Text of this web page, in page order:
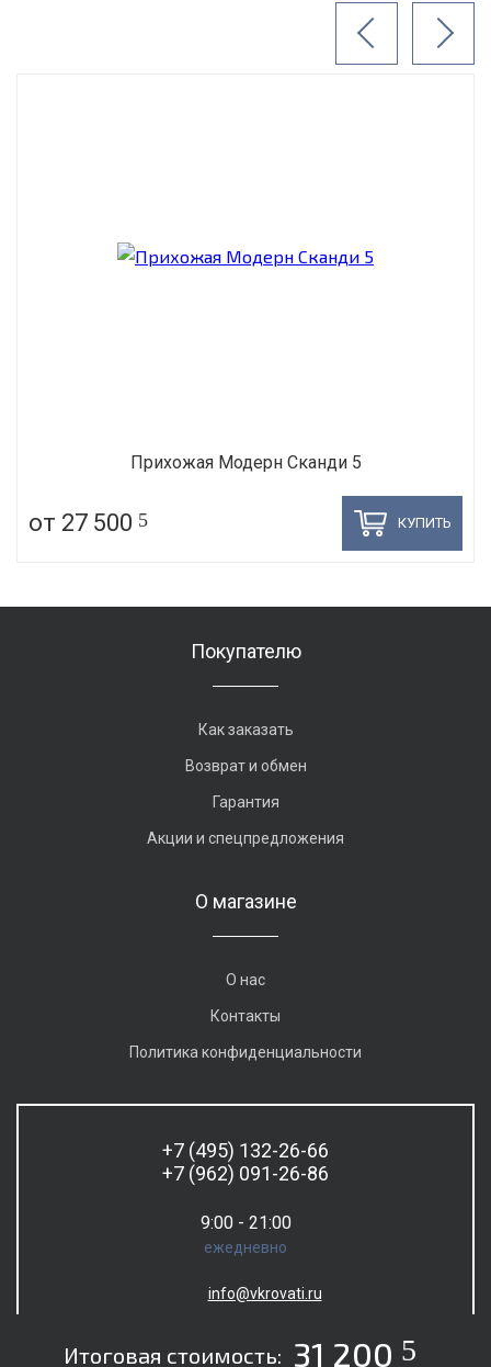
Итоговая стоимость: 31 200 5
Прихожая Модерн Сканди 5
от 27 500 5 КУПИТЬ
Покупателю
Как заказать
Возврат и обмен
Гарантия
Акции и спецпредложения
О магазине
О нас
Контакты
Политика конфиденциальности
+7 (495) 132-26-66
+7 (962) 091-26-86
9:00 - 21:00
ежедневно
info@vkrovati.ru